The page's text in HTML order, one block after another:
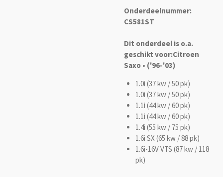
Onderdeelnummer:
CS581ST
Dit onderdeel is o.a.
geschikt voor:Citroen
Saxo • ('96-'03)
1.0i (37 kw / 50 pk)
1.0i (37 kw / 50 pk)
1.1i (44 kw / 60 pk)
1.1i (44 kw / 60 pk)
1.4i (55 kw / 75 pk)
1.6i SX (65 kw / 88 pk)
1.6i-16V VTS (87 kw / 118
pk)